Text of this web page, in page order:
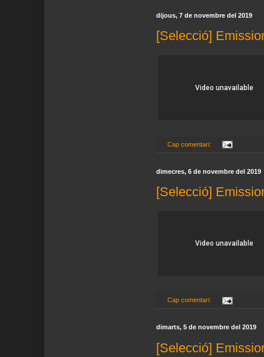
dijous, 7 de novembre del 2019
[Selecció]
Cap comentari:
dimecres, 6 de novembre del 2019
[Selecció]
Cap comentari:
dimarts, 5 de novembre del 2019
[Selecció]